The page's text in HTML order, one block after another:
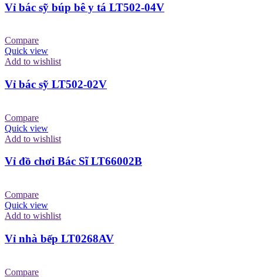
Vỉ bác sỹ búp bê y tá LT502-04V
Compare
Quick view
Add to wishlist
Vỉ bác sỹ LT502-02V
Compare
Quick view
Add to wishlist
Vỉ đồ chơi Bác Sĩ LT66002B
Compare
Quick view
Add to wishlist
Vỉ nhà bếp LT0268AV
Compare